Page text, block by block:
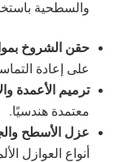
والسطحية
حقن الشروخ
على إعادة
ترميم الأعمدة
معتمدة هندسيًا.
عزل الأسطح
أنواع العوازل